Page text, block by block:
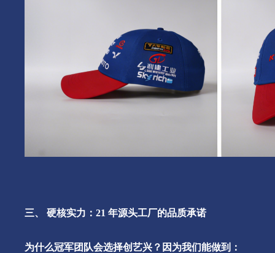
三、 硬核实力： 21 年源头工厂的品质承诺
为什么冠军团队会选择创艺兴？因为我们能做到：